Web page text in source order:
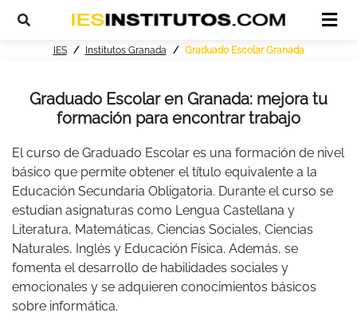
IES Institutos Granada Graduado Escolar Granada
Graduado Escolar en Granada: mejora tu
formación para encontrar trabajo
El curso de Graduado Escolar es una formación de nivel
básico que permite obtener el título equivalente a la
Educación Secundaria Obligatoria. Durante el curso se
estudian asignaturas como Lengua Castellana y
Literatura, Matemáticas, Ciencias Sociales, Ciencias
Naturales, Inglés y Educación Física. Además, se
fomenta el desarrollo de habilidades sociales y
emocionales y se adquieren conocimientos básicos
sobre informática.